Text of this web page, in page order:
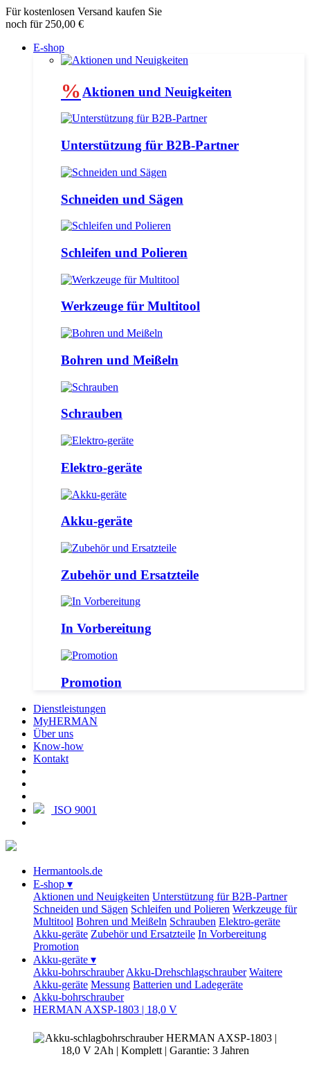
Für kostenlosen Versand kaufen Sie
noch für 250,00 €
E-shop
% Aktionen und Neuigkeiten
Unterstützung für B2B-Partner
Schneiden und Sägen
Schleifen und Polieren
Werkzeuge für Multitool
Bohren und Meißeln
Schrauben
Elektro-geräte
Akku-geräte
Zubehör und Ersatzteile
In Vorbereitung
Promotion
Dienstleistungen
MyHERMAN
Über uns
Know-how
Kontakt
ISO 9001
Hermantools.de
E-shop ▾
Aktionen und Neuigkeiten Unterstützung für B2B-Partner
Schneiden und Sägen Schleifen und Polieren Werkzeuge für
Multitool Bohren und Meißeln Schrauben Elektro-geräte
Akku-geräte Zubehör und Ersatzteile In Vorbereitung
Promotion
Akku-geräte ▾
Akku-bohrschrauber Akku-Drehschlagschrauber Waitere
Akku-geräte Messung Batterien und Ladegeräte
Akku-bohrschrauber
HERMAN AXSP-1803 | 18,0 V